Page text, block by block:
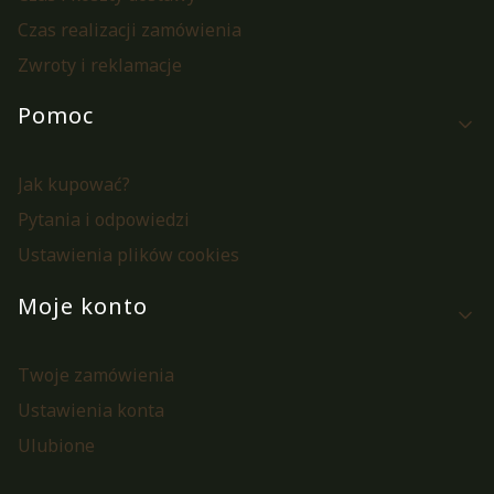
Czas realizacji zamówienia
Zwroty i reklamacje
Pomoc
Jak kupować?
Pytania i odpowiedzi
Ustawienia plików cookies
Moje konto
Twoje zamówienia
Ustawienia konta
Ulubione